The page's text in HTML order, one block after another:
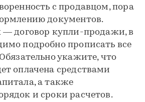
с продавцом, пора
документов.
— договор купли-продажи, в
подробно прописать все
укажите, что
оплачена средствами
а также
и сроки расчетов.